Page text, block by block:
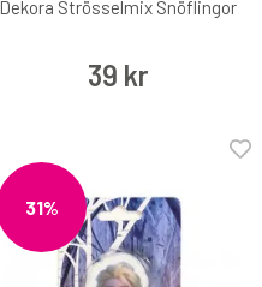
Dekora Strösselmix Snöflingor
39 kr
31%